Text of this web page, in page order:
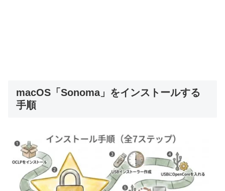
macOS「Sonoma」をインストールする
手順